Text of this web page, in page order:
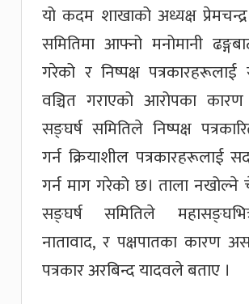
यो कदम शाखाको अध्यक्ष
समितिमा आफ्नो मनोमानी
गरेको र निष्पक्ष पत्रकारहरूलाई
वञ्चित गराएको आरोपका
सङ्घर्ष समितिले निष्पक्ष
गर्न क्रियाशील पत्रकारहरूलाई
गर्न माग गरेको छ। ताला नखोल्ने
सङ्घर्ष समितिले
नातावाद, र पक्षपातका कारण
पत्रकार अरबिन्द यादवले बताए ।